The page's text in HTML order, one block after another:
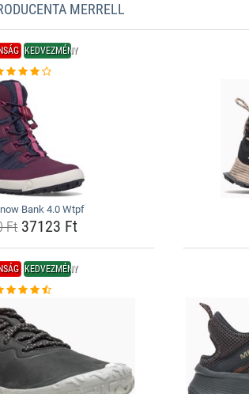
MERRELL
KEDVEZMÉNY
Bank 4.0 Wtpf
Ft37123 Ft
KEDVEZMÉNY